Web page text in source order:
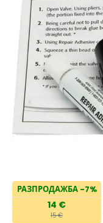
РАЗПРОДАЖБА -7%
14 €
15 €